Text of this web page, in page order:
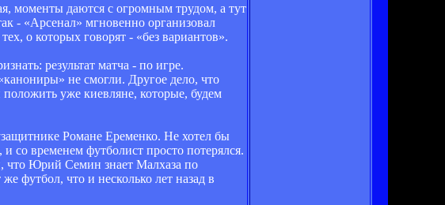
моменты даются с огромным трудом, а тут
- «Арсенал» мгновенно организовал
о которых говорят - «без вариантов».
результат матча - по игре.
не смогли. Другое дело, что
уже киевляне, которые, будем
Романе Еременко. Не хотел бы
со временем футболист просто потерялся.
что Юрий Семин знает Малхаза по
футбол, что и несколько лет назад в